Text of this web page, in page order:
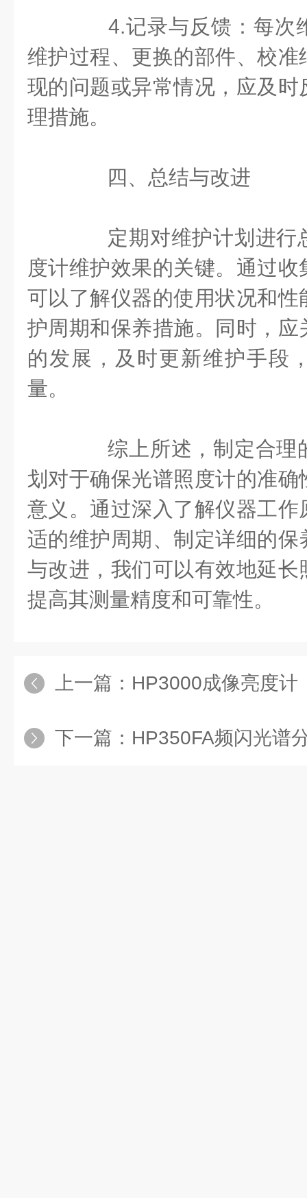
4.记录与反馈：每次
维护过程、更换的部件、校
现的问题或异常情况，应及
理措施。
四、总结与改进
定期对维护计划进行
度计维护效果的关键。通过
可以了解仪器的使用状况和
护周期和保养措施。同时，
的发展，及时更新维护手段
量。
综上所述，制定合理
划对于确保光谱照度计的准
意义。通过深入了解仪器工
适的维护周期、制定详细的
与改进，我们可以有效地延
提高其测量精度和可靠性。
上一篇： HP3000成像亮度计
下一篇： HP350FA频闪光谱分析